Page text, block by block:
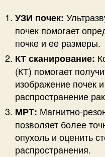
УЗИ почек:
почек помогает
почке и ее размеры.
КТ сканирование:
(КТ) помогает
изображение почек
распространение
МРТ: Магнитно-
позволяет более
опухоль и оценить
распространения.